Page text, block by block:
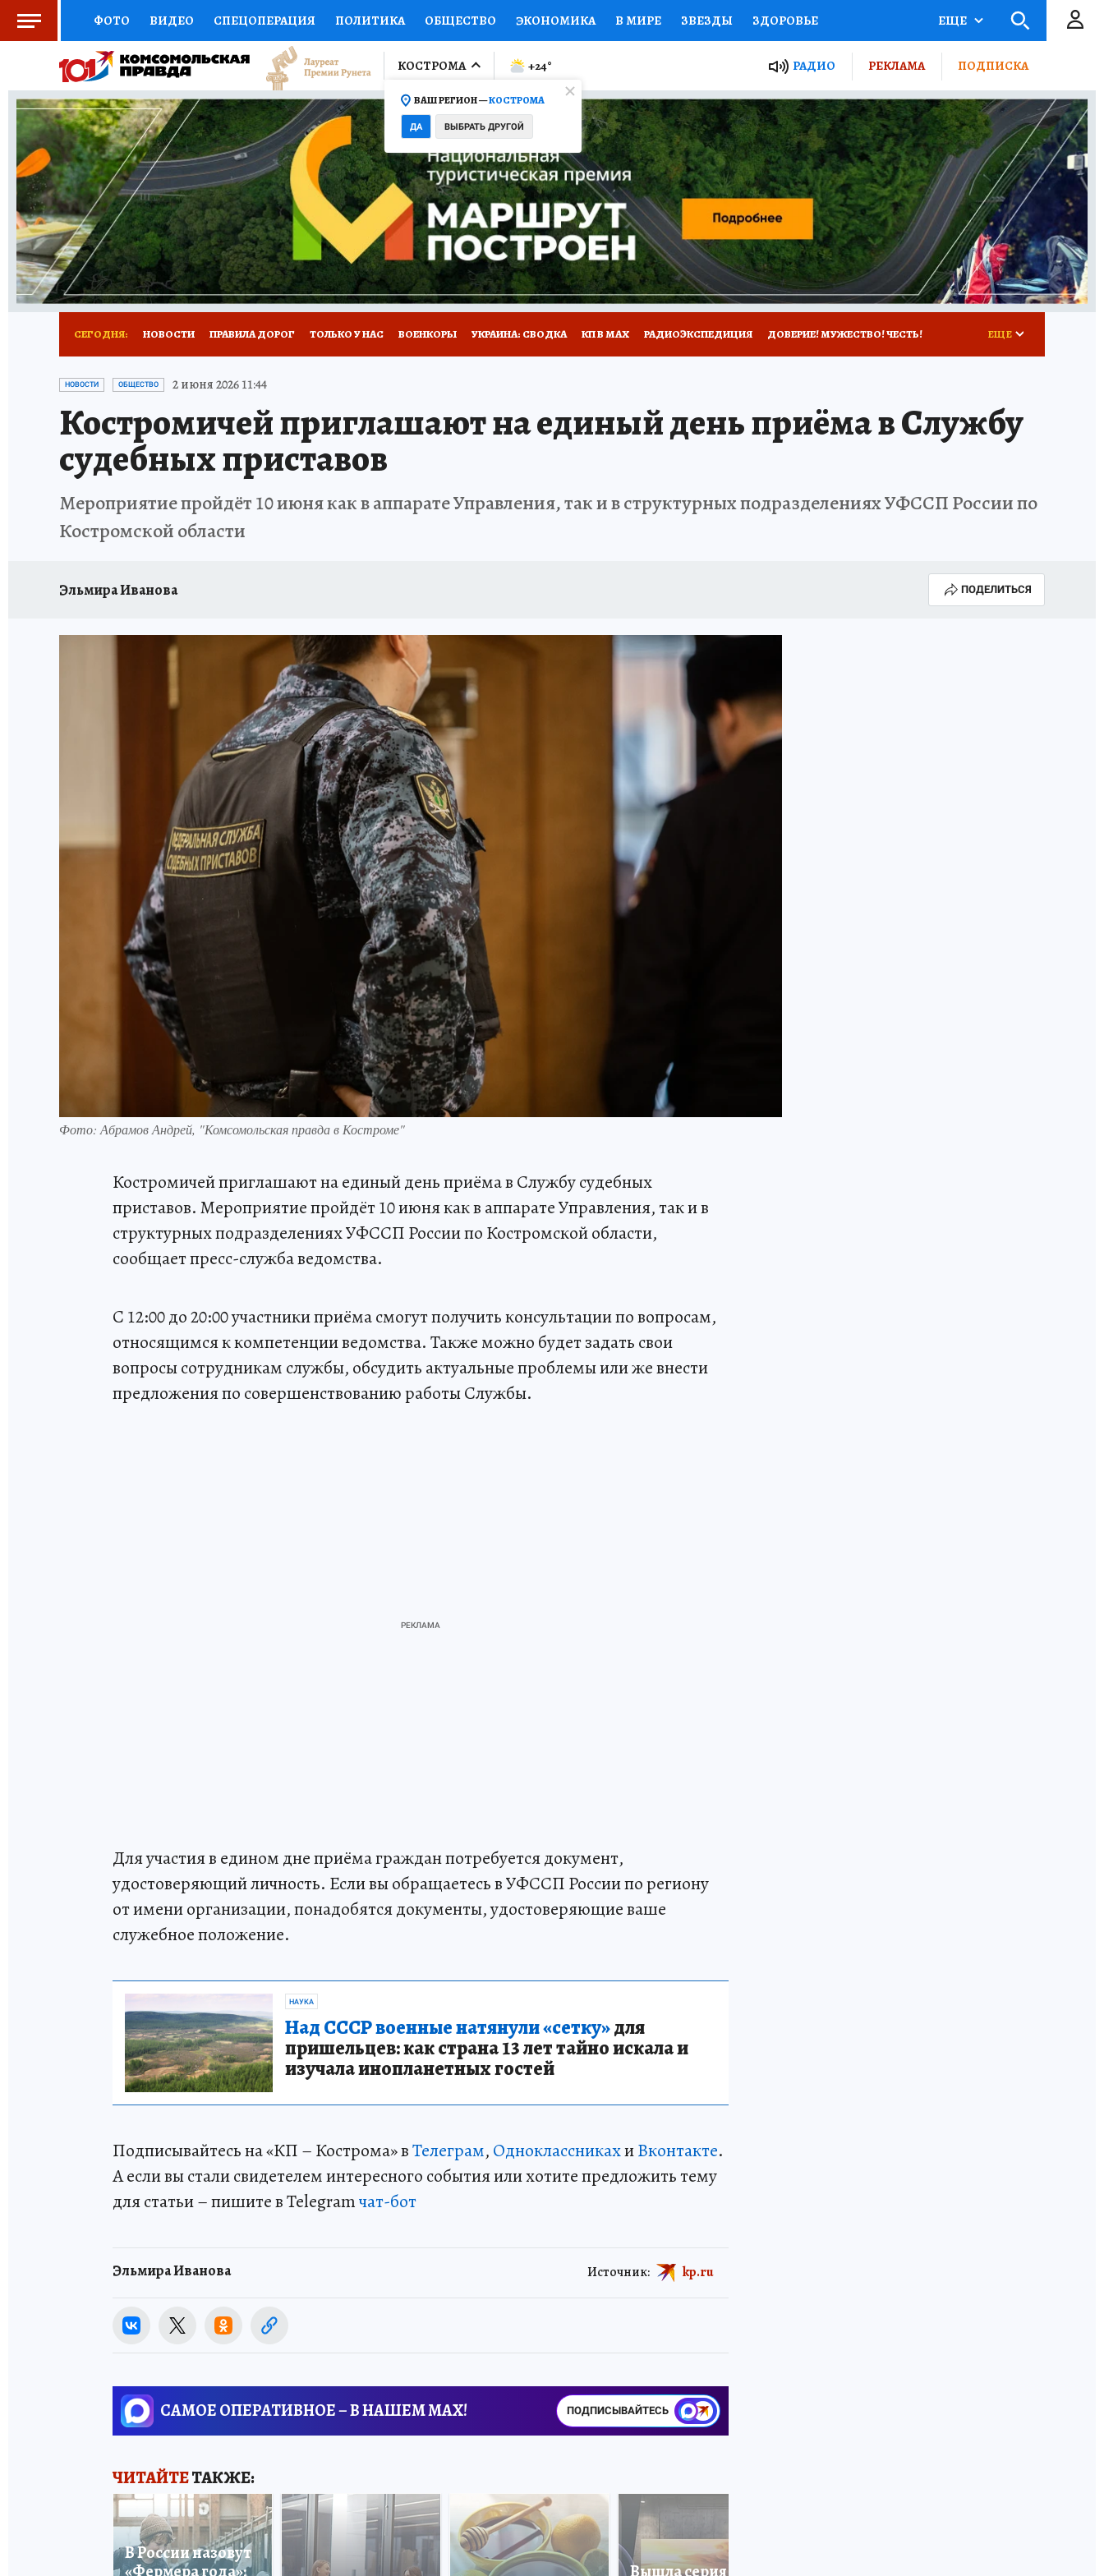
ФОТО ВИДЕО СПЕЦОПЕРАЦИЯ ПОЛИТИКА ОБЩЕСТВО ЭКОНОМИКА В МИРЕ ЗВЕЗДЫ ЗДОРОВЬЕ
СОЦПОДДЕРЖКА НАУКА СПОРТ КОЛУМНИСТЫ ПРОИСШЕСТВИЯ НАЦИОНАЛЬНЫЕ ПРОЕКТЫ РОССИИ
ВЫБОР ЭКСПЕРТОВ ДОКТОР ФИНАНСЫ ОТКРЫВАЕМ МИР Я ЗНАЮ СЕМЬЯ ЖЕНСКИЕ СЕКРЕТЫ ПУТЕВОДИТЕЛЬ
КНИЖНАЯ ПОЛКА ПРОГНОЗЫ НА СПОРТ ПРОМОКОДЫ СЕРИАЛЫ СПЕЦПРОЕКТЫ ДЕФИЦИТ ЖЕЛЕЗА ТУРИЗМ
ПРЕСС-ЦЕНТР НЕДВИЖИМОСТЬ ТЕЛЕВИЗОР КОЛЛЕКЦИИ КОНКУРСЫ РАБОТА У НАС ГИД ПОТРЕБИТЕЛЯ ВСЕ О КП
РАДИО КП РЕКЛАМА ТЕСТЫ НОВОЕ НА САЙТЕ
ЕЩЕ
КОСТРОМА
ВАШ РЕГИОН —КОСТРОМА
ДА ВЫБРАТЬ ДРУГОЙ
+24° РАДИО РЕКЛАМА ПОДПИСКА
СЕГОДНЯ: НОВОСТИ ПРАВИЛА ДОРОГ ТОЛЬКО У НАС ВОЕНКОРЫ УКРАИНА: СВОДКА КП В МАХ РАДИОЭКСПЕДИЦИЯ ДОВЕРИЕ! МУЖЕСТВО! ЧЕСТЬ!
НОВОГОДНИЙ ШОПИНГ В КОСТРОМЕ
СЕМЬЯ В ПОГОНАХ ИСПЫТАНО НА СЕБЕ
ЕЩЕ
НОВОСТИ ОБЩЕСТВО 2 июня 2026 11:44
Костромичей приглашают на единый день приёма в Службу
судебных приставов
Мероприятие пройдёт 10 июня как в аппарате Управления, так и в структурных подразделениях УФССП России по
Костромской области
Эльмира Иванова ПОДЕЛИТЬСЯ
Фото: Абрамов Андрей, "Комсомольская правда в Костроме"
Костромичей приглашают на единый день приёма в Службу судебных
приставов. Мероприятие пройдёт 10 июня как в аппарате Управления, так и в
структурных подразделениях УФССП России по Костромской области,
сообщает пресс-служба ведомства.
С 12:00 до 20:00 участники приёма смогут получить консультации по вопросам,
относящимся к компетенции ведомства. Также можно будет задать свои
вопросы сотрудникам службы, обсудить актуальные проблемы или же внести
предложения по совершенствованию работы Службы.
Для участия в едином дне приёма граждан потребуется документ,
удостоверяющий личность. Если вы обращаетесь в УФССП России по региону
от имени организации, понадобятся документы, удостоверяющие ваше
служебное положение.
НАУКА
Над СССР военные натянули «сетку»для
пришельцев: как страна 13 лет тайно искала и
изучала инопланетных гостей
Подписывайтесь на «КП – Кострома» вТелеграм, ОдноклассникахиВконтакте.
А если вы стали свидетелем интересного события или хотите предложить тему
для статьи – пишите в Telegramчат-бот
Эльмира Иванова Источник: kp.ru
САМОЕ ОПЕРАТИВНОЕ – В НАШЕМ MAX! ПОДПИСЫВАЙТЕСЬ
ЧИТАЙТЕТАКЖЕ:
В России назовут
«Фермера года»:
Вышла серия